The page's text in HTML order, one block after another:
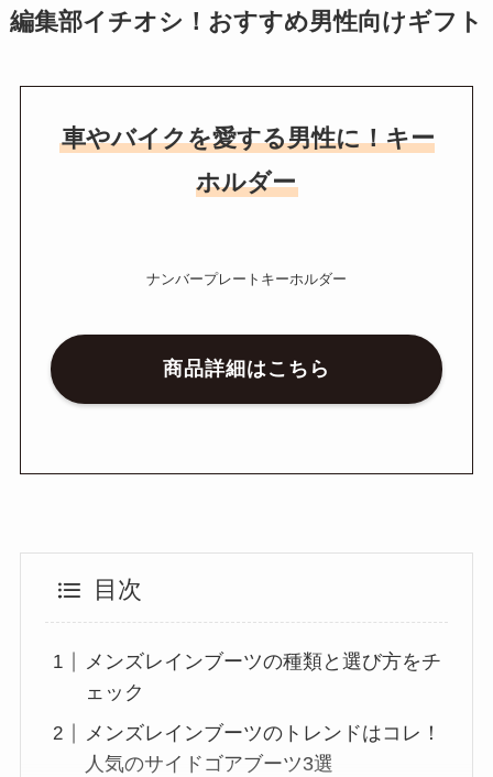
編集部イチオシ！おすすめ男性向けギフト
車やバイクを愛する男性に！キー
ホルダー
ナンバープレートキーホルダー
商品詳細はこちら
目次
メンズレインブーツの種類と選び方をチ
ェック
メンズレインブーツのトレンドはコレ！
人気のサイドゴアブーツ3選